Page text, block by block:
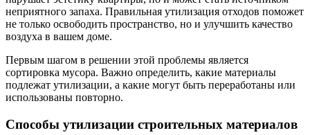
неприятного запаха. Правильная утилизация отходов поможет
не только освободить пространство, но и улучшить качество
воздуха в вашем доме.
Первым шагом в решении этой проблемы является
сортировка мусора. Важно определить, какие материалы
подлежат утилизации, а какие могут быть переработаны или
использованы повторно.
Способы утилизации строительных материалов